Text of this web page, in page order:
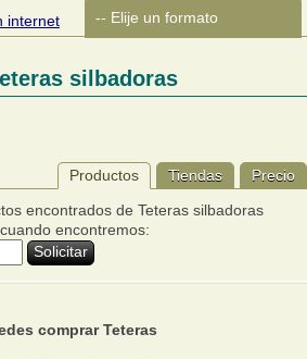
silbadoras
Precio
Tiendas
Productos
encontrados de Teteras silbadoras
encontremos:
comprar Teteras